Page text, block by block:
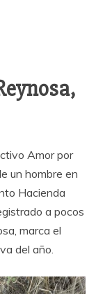
Amor por
un hombre en
Hacienda
a pocos
marca el
del año.